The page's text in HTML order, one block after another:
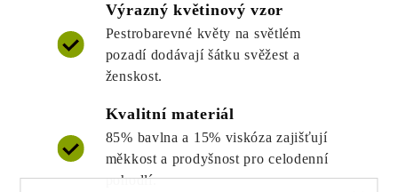
Výrazný květinový vzor
Pestrobarevné květy na světlém
pozadí dodávají šátku svěžest a
ženskost.
Kvalitní materiál
85% bavlna a 15% viskóza zajišťují
měkkost a prodyšnost pro celodenní
pohodlí.